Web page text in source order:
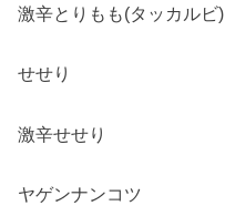
激辛とりもも(タッカルビ)
せせり
激辛せせり
ヤゲンナンコツ